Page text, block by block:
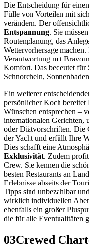
Die Entscheidung für einen
Fülle von Vorteilen mit
verändern. Der
Entspannung. Sie
Routenplanung, das
Wettervorhersage
Verantwortung mit
Komfort. Das bedeutet für
Schnorcheln,
Ein weiterer
persönlicher Koch bereitet
Wünschen entsprechen –
internationalen Gerichten,
oder Diätvorschriften. Die
der Yacht und erfüllt Ihre
Dies schafft eine
Exklusivität. Zudem
Crew. Sie kennen die
besten Restaurants an
Erlebnisse abseits der
Tipps sind unbezahlbar
wirklich individuellen
ebenfalls ein großer
die für alle Eventualitäten
03Crewed